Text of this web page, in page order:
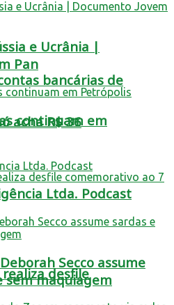
bancárias de
acha R$ 36
desfile
e Ucrânia |
Pan
continuam em
Ltda. Podcast
Secco assume
sem maquiagem